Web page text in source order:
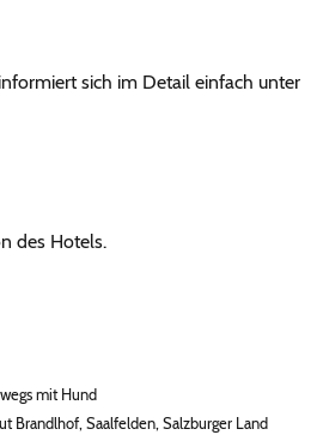
sich im Detail einfach unter
des Hotels.
mit Hund
Brandlhof,Saalfelden,Salzburger Land